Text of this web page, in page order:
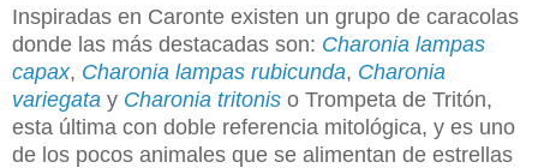
Inspiradas en Caronte existen un grupo de caracolas
donde las más destacadas son: Charonia lampas
capax, Charonia lampas rubicunda, Charonia
variegata y Charonia tritonis o Trompeta de Tritón,
esta última con doble referencia mitológica, y es uno
de los pocos animales que se alimentan de estrellas